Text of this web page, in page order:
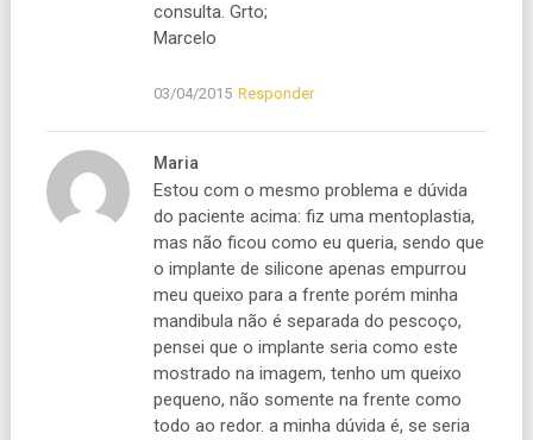
consulta. Grto;
Marcelo
03/04/2015 Responder
Maria
Estou com o mesmo problema e dúvida
do paciente acima: fiz uma mentoplastia,
mas não ficou como eu queria, sendo que
o implante de silicone apenas empurrou
meu queixo para a frente porém minha
mandibula não é separada do pescoço,
pensei que o implante seria como este
mostrado na imagem, tenho um queixo
pequeno, não somente na frente como
todo ao redor. a minha dúvida é, se seria